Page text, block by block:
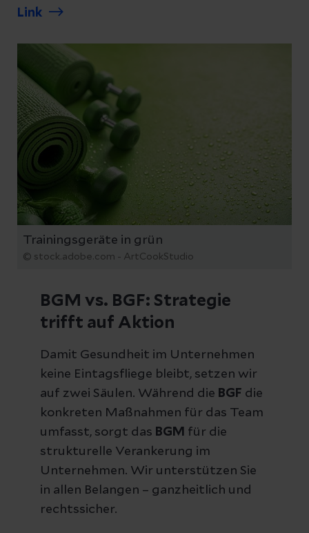
Link
Trainingsgeräte in grün
© stock.adobe.com - ArtCookStudio
BGM vs. BGF: Strategie
trifft auf Aktion
Damit Gesundheit im Unternehmen
keine Eintagsfliege bleibt, setzen wir
auf zwei Säulen. Während die BGF die
konkreten Maßnahmen für das Team
umfasst, sorgt das BGM für die
strukturelle Verankerung im
Unternehmen. Wir unterstützen Sie
in allen Belangen – ganzheitlich und
rechtssicher.